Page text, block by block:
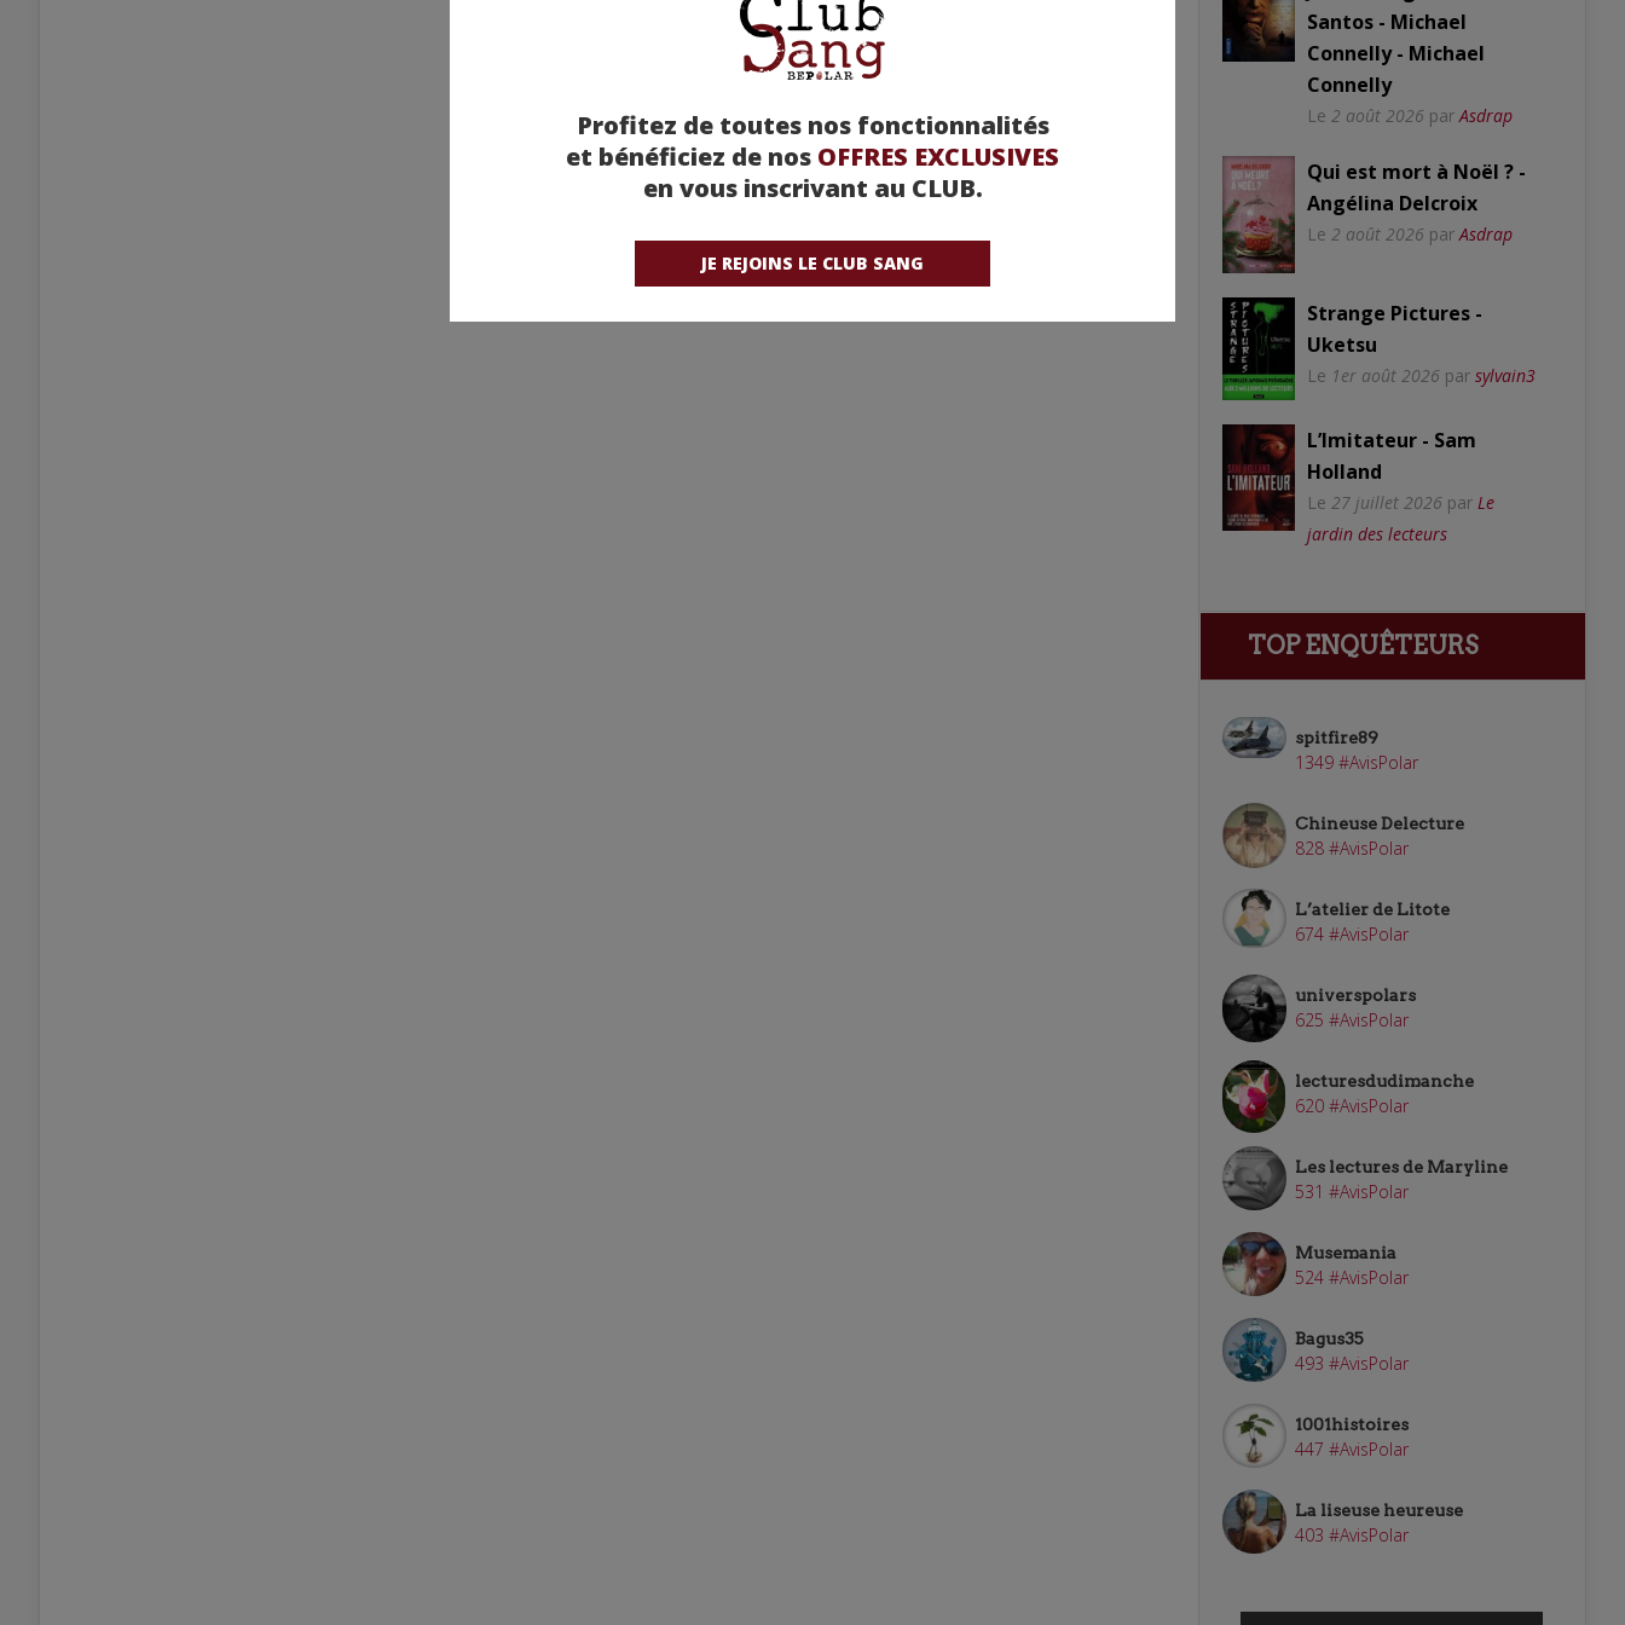
Profitez de toutes nos fonctionnalités
et bénéficiez de nos OFFRES EXCLUSIVES
en vous inscrivant au CLUB.
JE REJOINS LE CLUB SANG
Santos - Michael
Connelly - Michael
Connelly
Le 2 août 2026 par Asdrap
Qui est mort à Noël ? -
Angélina Delcroix
Le 2 août 2026 par Asdrap
Strange Pictures -
Uketsu
Le 1er août 2026 par sylvain3
L’Imitateur - Sam
Holland
Le 27 juillet 2026 par Le
jardin des lecteurs
TOP ENQUÊTEURS
spitfire89
1349 #AvisPolar
Chineuse Delecture
828 #AvisPolar
L’atelier de Litote
674 #AvisPolar
universpolars
625 #AvisPolar
lecturesdudimanche
620 #AvisPolar
Les lectures de Maryline
531 #AvisPolar
Musemania
524 #AvisPolar
Bagus35
493 #AvisPolar
1001histoires
447 #AvisPolar
La liseuse heureuse
403 #AvisPolar